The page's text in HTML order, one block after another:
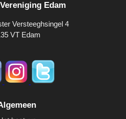
Edam
Versteeghsingel 4
VT Edam